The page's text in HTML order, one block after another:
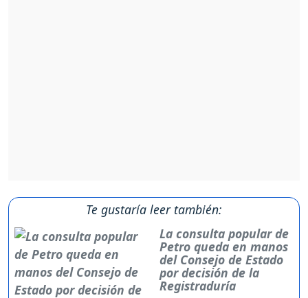
Te gustaría leer también:
La consulta popular de
Petro queda en manos
del Consejo de Estado
por decisión de la
Registraduría